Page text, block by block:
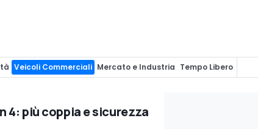
Veicoli Commerciali Mercato e Industria Tempo Libero
Motorsport Network Dimensioni auto
4: più coppia e sicurezza